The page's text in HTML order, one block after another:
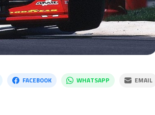
FACEBOOK WHATSAPP EMAIL